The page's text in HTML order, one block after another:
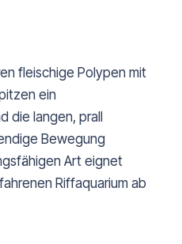
fleischige Polypen mit
ein
die langen, prall
Bewegung
Art eignet
Riffaquarium ab